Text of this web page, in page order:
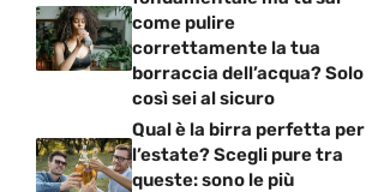
come pulire
correttamente la tua
borraccia dell’acqua? Solo
così sei al sicuro
Qual è la birra perfetta per
l’estate? Scegli pure tra
queste: sono le più